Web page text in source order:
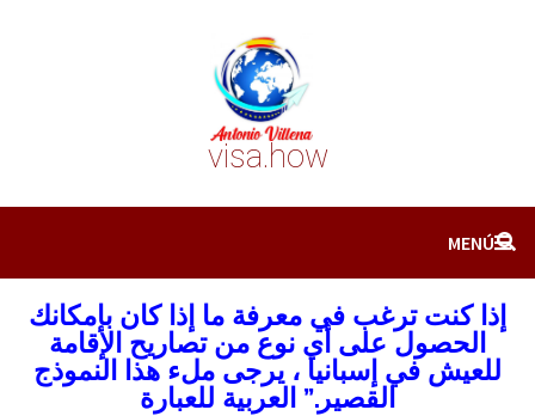
visa.how
MENÚ
إذا كنت ترغب في معرفة ما إذا كان بإمكانك
الحصول على أي نوع من تصاريح الإقامة
للعيش في إسبانيا ، يرجى ملء هذا النموذج
القصير.” العربية للعبارة